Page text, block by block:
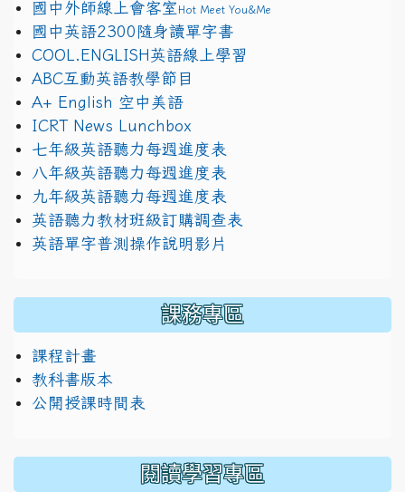
國中外師線上會客室Hot Meet You&Me
國中英語2300隨身讀單字書
COOL.ENGLISH英語線上學習
ABC互動英語教學節目
A+ English 空中美語
ICRT News Lunchbox
七年級英語聽力每週進度表
八年級英語聽力每週進度表
九年級英語聽力每週進度表
英語聽力教材班級訂購調查表
英語單字普測操作說明影片
課務專區
課程計畫
教科書版本
公開授課時間表
閱讀學習專區